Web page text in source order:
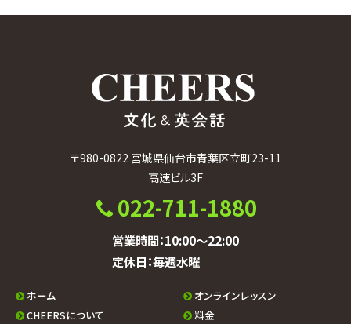
〒980-0822 宮城県仙台市青葉区立町23-11
高速ビル3F
022-711-1880
営業時間：10:00〜22:00
定休日：毎週水曜
ホーム
CHEERSについて
オンラインレッスン
料金